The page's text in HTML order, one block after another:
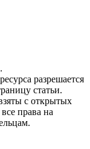
разрешается
статьи.
с открытых
права на